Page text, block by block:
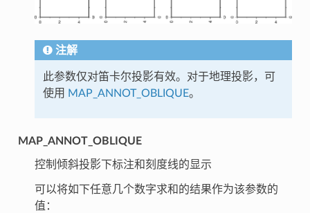
注解
此参数仅对笛卡尔投影有效。对于地理投影，可
使用 MAP_ANNOT_OBLIQUE。
MAP_ANNOT_OBLIQUE
控制倾斜投影下标注和刻度线的显示
可以将如下任意几个数字求和的结果作为该参数的
值：